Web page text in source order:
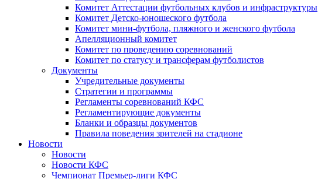
Комитет Аттестации футбольных клубов и инфраструктуры
Комитет Детско-юношеского футбола
Комитет мини-футбола, пляжного и женского футбола
Апелляционный комитет
Комитет по проведению соревнований
Комитет по статусу и трансферам футболистов
Документы
Учредительные документы
Стратегии и программы
Регламенты соревнований КФС
Регламентирующие документы
Бланки и образцы документов
Правила поведения зрителей на стадионе
Новости
Новости
Новости КФС
Чемпионат Премьер-лиги КФС